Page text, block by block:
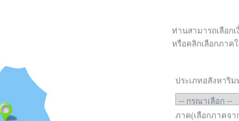
ท่านสามารถเลือก
หรือคลิกเลือกภา
ประเภทอสังหาริม
ภาค(เลือกภาคจ